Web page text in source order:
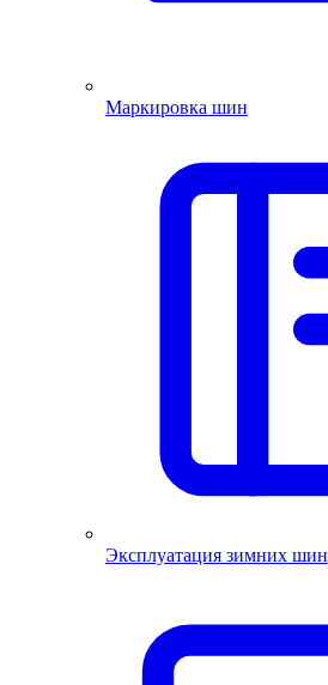
Маркировка шин
Эксплуатация зимних шин